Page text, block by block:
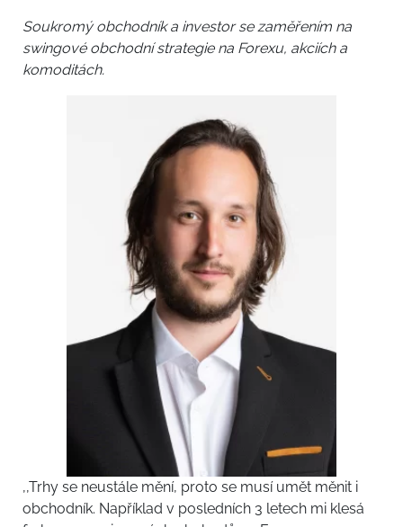
Soukromý obchodník a investor se zaměřením na
swingové obchodní strategie na Forexu, akciích a
komoditách.
,,Trhy se neustále mění, proto se musí umět měnit i
obchodník. Například v posledních 3 letech mi klesá